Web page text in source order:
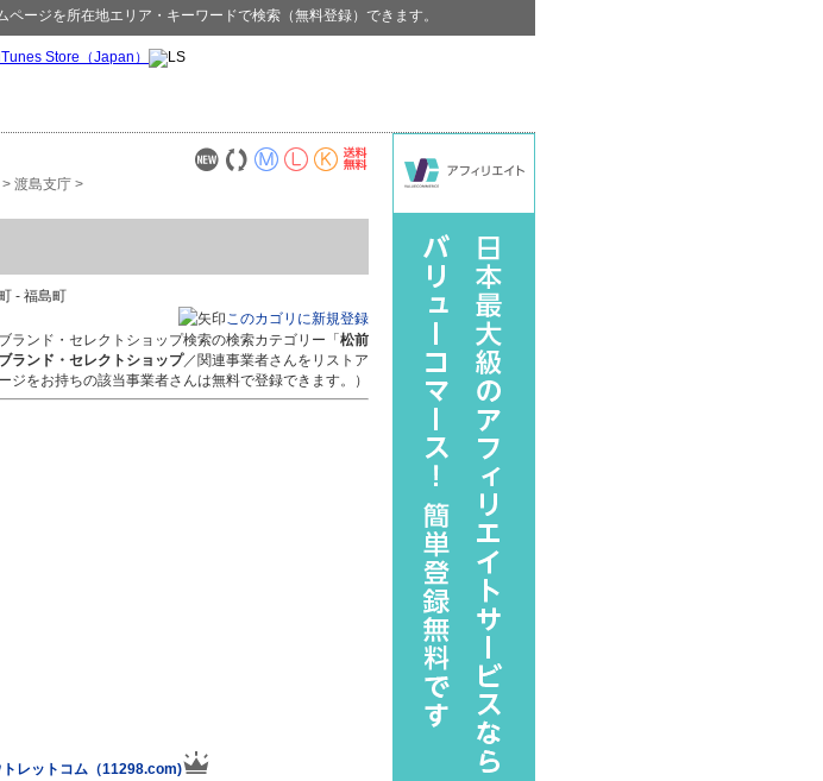
ページを所在地エリア・キーワードで検索（無料登録）できます。
> 渡島支庁 >
- 福島町
このカゴリに新規登録
ランド・セレクトショップ検索の検索カテゴリー「 松前
ランド・セレクトショップ／関連事業者さんをリストア
をお持ちの該当事業者さんは無料で登録できます。）
レットコム（11298.com)